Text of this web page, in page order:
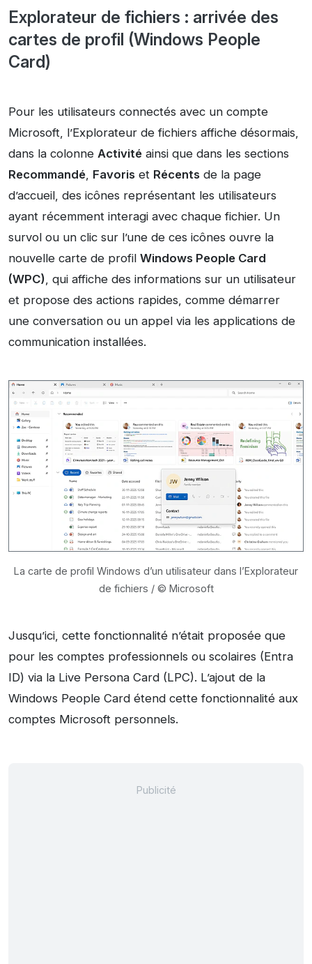
Explorateur de fichiers : arrivée des
cartes de profil (Windows People
Card)
Pour les utilisateurs connectés avec un compte
Microsoft, l’Explorateur de fichiers affiche désormais,
dans la colonne Activité ainsi que dans les sections
Recommandé, Favoris et Récents de la page
d’accueil, des icônes représentant les utilisateurs
ayant récemment interagi avec chaque fichier. Un
survol ou un clic sur l’une de ces icônes ouvre la
nouvelle carte de profil Windows People Card
(WPC), qui affiche des informations sur un utilisateur
et propose des actions rapides, comme démarrer
une conversation ou un appel via les applications de
communication installées.
La carte de profil Windows d’un utilisateur dans l’Explorateur
de fichiers / © Microsoft
Jusqu’ici, cette fonctionnalité n’était proposée que
pour les comptes professionnels ou scolaires (Entra
ID) via la Live Persona Card (LPC). L’ajout de la
Windows People Card étend cette fonctionnalité aux
comptes Microsoft personnels.